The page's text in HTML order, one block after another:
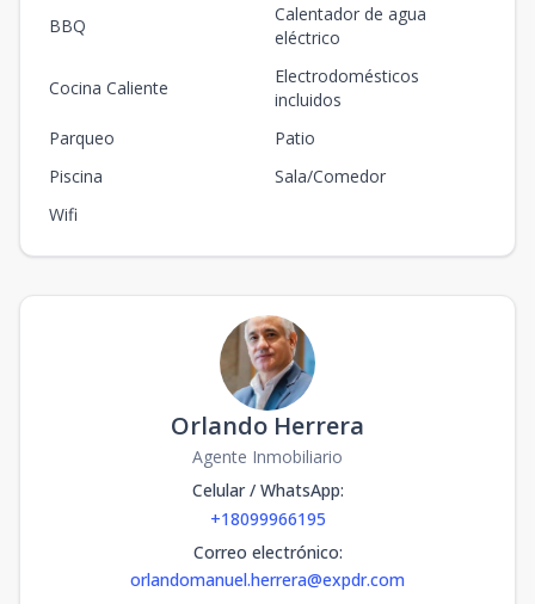
BBQ
Calentador de agua
eléctrico
Cocina Caliente
Electrodomésticos
incluidos
Parqueo
Patio
Piscina
Sala/Comedor
Wifi
Orlando Herrera
Agente Inmobiliario
Celular / WhatsApp:
+18099966195
Correo electrónico:
orlandomanuel.herrera@expdr.com